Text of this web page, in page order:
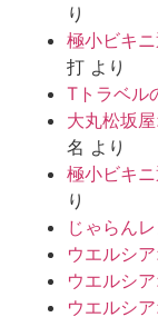
り
極小ビキ
打 より
Tトラベル
大丸松坂
名 より
極小ビキ
り
じゃらん
ウエルシ
ウエルシ
ウエルシ